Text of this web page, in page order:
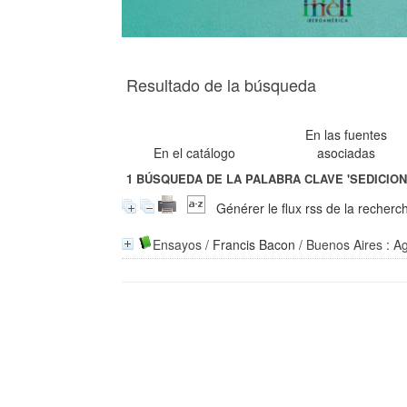
Resultado de la búsqueda
En el catálogo
En las fuentes
asociadas
1 BÚSQUEDA DE LA PALABRA CLAVE
Générer le flux rss de la
Ensayos / Francis Bacon / Buenos Aires :